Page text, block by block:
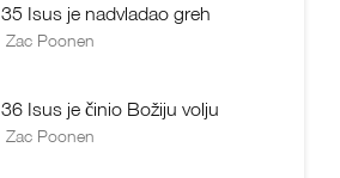
35 Isus je nadvladao greh
Zac Poonen
36 Isus je činio Božiju volju
Zac Poonen